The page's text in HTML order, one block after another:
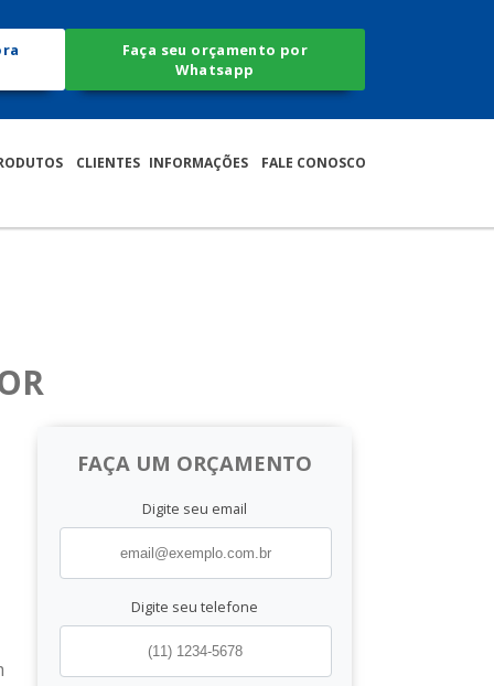
Faça seu orçamento por
Whatsapp
CLIENTES INFORMAÇÕES FALE CONOSCO
FAÇA UM ORÇAMENTO
Digite seu email
Digite seu telefone